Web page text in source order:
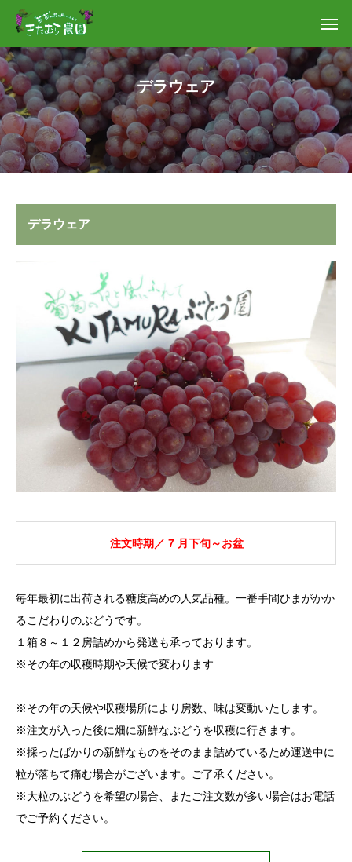
デラウェア
デラウェア
注文時期／ 7 月下旬～お盆
毎年最初に出荷される糖度高めの人気品種。一番手間ひまがかか
るこだわりのぶどうです。
１箱８～１２房詰めから発送も承っております。
※その年の収穫時期や天候で変わります
※その年の天候や収穫場所により房数、味は変動いたします。
※注文が入った後に畑に新鮮なぶどうを収穫に行きます。
※採ったばかりの新鮮なものをそのまま詰めているため運送中に
粒が落ちて痛む場合がございます。ご了承ください。
※大粒のぶどうを希望の場合、またご注文数が多い場合はお電話
でご予約ください。